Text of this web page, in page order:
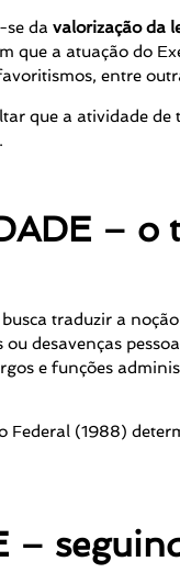
da valorização da
que a atuação do
entre
que a atividade
–
traduzir a
desavenças
e funções
Federal (1988)
–